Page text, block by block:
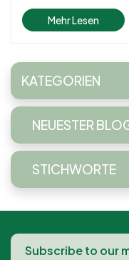
Mehr Lesen
KATEGORIEN
NEUESTER
STICHWORTE